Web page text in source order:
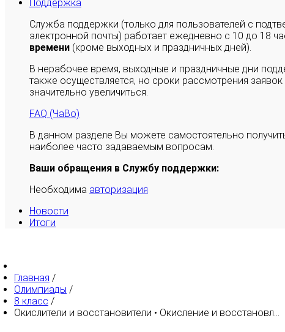
Поддержка
Служба поддержки (только для пользователей с
электронной почты) работает ежедневно с 10 до 18
времени (кроме выходных и праздничных дней).
В нерабочее время, выходные и праздничные дни
также осуществляется, но сроки рассмотрения
значительно увеличиться.
FAQ (ЧаВо)
В данном разделе Вы можете самостоятельно
наиболее часто задаваемым вопросам.
Ваши обращения в Службу поддержки:
Необходима авторизация
Новости
Итоги
Главная /
Олимпиады /
8 класс /
Окислители и восстановители • Окисление и восстановл...